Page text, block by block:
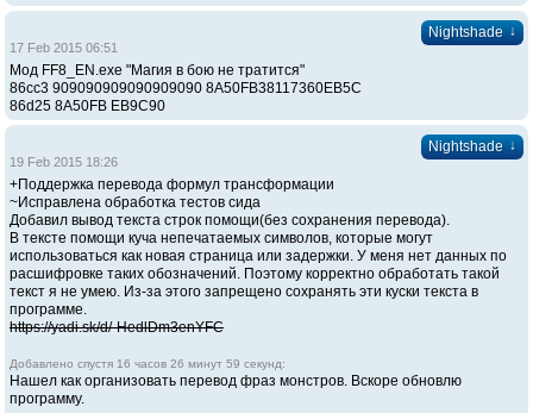
Nightshade ↓
17 Feb 2015 06:51
Мод FF8_EN.exe "Магия в бою не тратится"
86сс3 909090909090909090 8A50FB38117360EB5C
86d25 8A50FB EB9C90
Nightshade ↓
19 Feb 2015 18:26
+Поддержка перевода формул трансформации
~Исправлена обработка тестов сида
Добавил вывод текста строк помощи(без сохранения перевода).
В тексте помощи куча непечатаемых символов, которые могут
использоваться как новая страница или задержки. У меня нет данных по
расшифровке таких обозначений. Поэтому корректно обработать такой
текст я не умею. Из-за этого запрещено сохранять эти куски текста в
программе.
https://yadi.sk/d/-HedlDm3enYFC
Добавлено спустя 16 часов 26 минут 59 секунд:
Нашел как организовать перевод фраз монстров. Вскоре обновлю
программу.